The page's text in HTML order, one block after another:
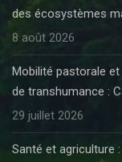
des écosystèmes
8 août 2026
Mobilité pastorale
de transhumance :
29 juillet 2026
Santé et agriculture